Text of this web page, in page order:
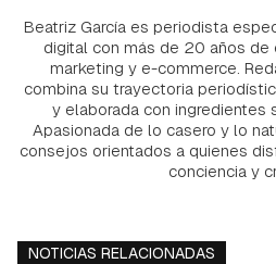
Beatriz García es periodista
digital con más de 20 años de
marketing y e-commerce.
combina su trayectoria
y elaborada con ingredientes
Apasionada de lo casero y lo
consejos orientados a quienes
conciencia y
NOTICIAS RELACIONADAS